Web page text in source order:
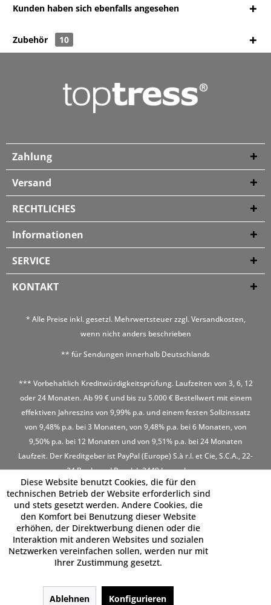
Kunden haben sich ebenfalls angesehen
Zubehör 10
Zahlung
Versand
RECHTLICHES
Informationen
SERVICE
KONTAKT
* Alle Preise inkl. gesetzl. Mehrwertsteuer zzgl.Versandkosten,
wenn nicht anders beschrieben
** für Sendungen innerhalb Deutschlands
*** Vorbehaltlich Kreditwürdigkeitsprüfung. Laufzeiten von 3, 6, 12
oder 24 Monaten. Ab 99 € und bis zu 5.000 € Bestellwert mit einem
effektiven Jahreszins von 9,99% p.a. und einem festen Sollzinssatz
von 9,48% p.a. bei 3 Monaten, von 9,48% p.a. bei 6 Monaten, von
9,50% p.a. bei 12 Monaten und von 9,51% p.a. bei 24 Monaten
Laufzeit. Der Kreditgeber ist PayPal (Europe) S.à r.l. et Cie, S.C.A., 22-
24 Boulevard Royal, L-2449 Luxembourg
Diese Website benutzt Cookies, die für den
technischen Betrieb der Website erforderlich sind
und stets gesetzt werden. Andere Cookies, die
den Komfort bei Benutzung dieser Website
erhöhen, der Direktwerbung dienen oder die
Interaktion mit anderen Websites und sozialen
Netzwerken vereinfachen sollen, werden nur mit
Ihrer Zustimmung gesetzt.
Ablehnen Konfigurieren